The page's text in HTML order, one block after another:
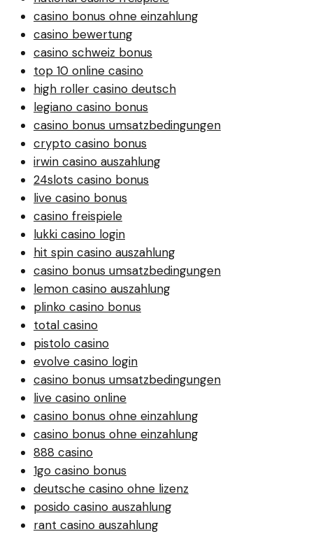
casino bonus ohne einzahlung
casino bewertung
casino schweiz bonus
top 10 online casino
high roller casino deutsch
legiano casino bonus
casino bonus umsatzbedingungen
crypto casino bonus
irwin casino auszahlung
24slots casino bonus
live casino bonus
casino freispiele
lukki casino login
hit spin casino auszahlung
casino bonus umsatzbedingungen
lemon casino auszahlung
plinko casino bonus
total casino
pistolo casino
evolve casino login
casino bonus umsatzbedingungen
live casino online
casino bonus ohne einzahlung
casino bonus ohne einzahlung
888 casino
1go casino bonus
deutsche casino ohne lizenz
posido casino auszahlung
rant casino auszahlung